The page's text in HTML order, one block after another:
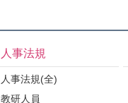
人事法規
人事法規(全)
教研人員